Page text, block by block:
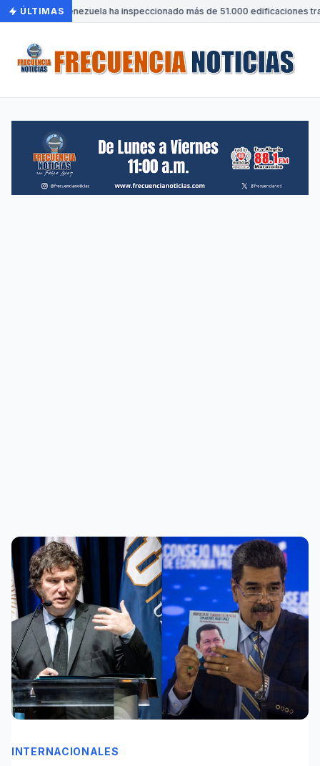
ÚLTIMAS
• Venezuela ha inspeccionado más de 51.000 edificaciones
INTERNACIONALES